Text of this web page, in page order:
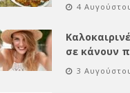
4
σε κάνουν
3